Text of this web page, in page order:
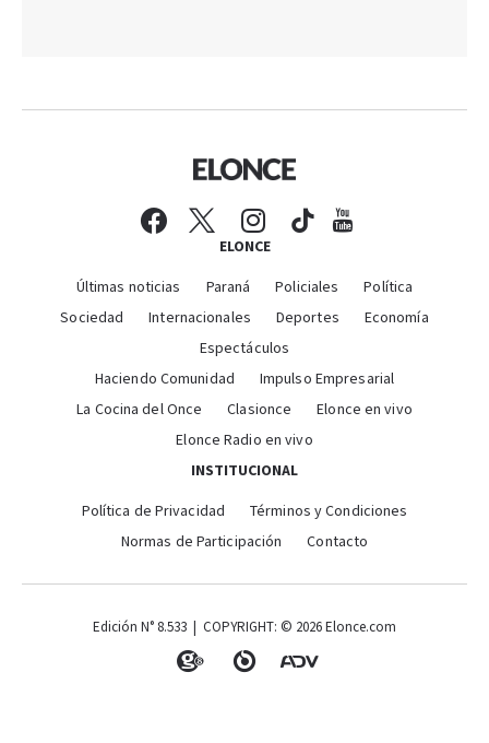
ELONCE
Últimas noticias Paraná Policiales
Política
Sociedad
Internacionales Deportes
Economía
Espectáculos
Haciendo Comunidad
Impulso Empresarial
La Cocina del Once
Clasionce
Elonce en vivo
Elonce Radio en vivo
INSTITUCIONAL
Política de Privacidad
Términos y Condiciones
Normas de Participación
Contacto
Edición N° 8.533 | COPYRIGHT: © 2026 Elonce.com